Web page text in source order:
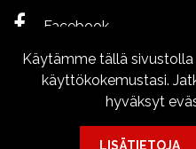
Facebook
Instagram
Käytämme tällä
käyttökokemustasi.
hyväksyt
LISÄTIETOJA